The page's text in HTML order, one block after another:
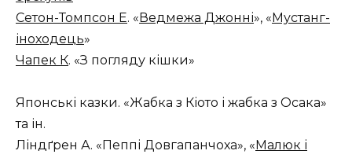
Сетон-Томпсон Е. «Ведмежа Джонні», «Мустанг-
іноходець»
Чапек К. «З погляду кішки»
Японські казки. «Жабка з Кіото і жабка з Осака»
та ін.
Ліндґрен А. «Пеппі Довгапанчоха», «Малюк і